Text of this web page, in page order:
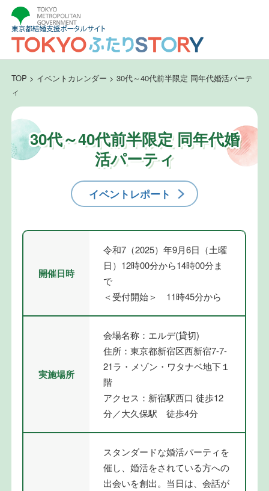
TOP > イベントカレンダー > 30代～40代前半限定 同年代婚活パーテ
ィ
30代～40代前半限定 同年代婚
活パーティ
イベントレポート
開催日時
令和7（2025）年9月6日（土曜
日）12時00分から14時00分ま
で
＜受付開始＞ 11時45分から
実施場所
会場名称：エルデ(貸切)
住所：東京都新宿区西新宿7-7-
21ラ・メゾン・ワタナベ地下１
階
アクセス：新宿駅西口 徒歩12
分／大久保駅 徒歩4分
スタンダードな婚活パーティを
催し、婚活をされている方への
出会いを創出。当日は、会話が